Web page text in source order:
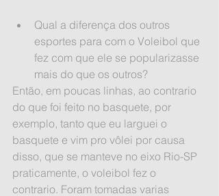
Qual a diferença dos outros
esportes para com o Voleibol que
fez com que ele se popularizasse
mais do que os outros?
Então, em poucas linhas, ao contrario
do que foi feito no basquete, por
exemplo, tanto que eu larguei o
basquete e vim pro vôlei por causa
disso, que se manteve no eixo Rio-SP
praticamente, o voleibol fez o
contrario. Foram tomadas varias